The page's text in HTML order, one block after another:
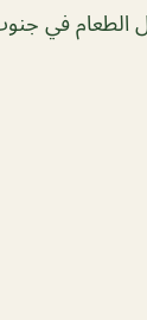
الطعام في